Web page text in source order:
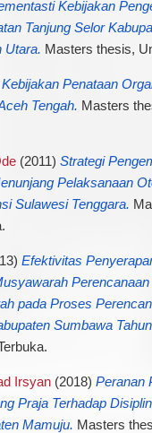
Kebijakan
Tanjung Selor
Utara. Masters thesis,
Kebijakan Penataan
Tengah. Masters
(2011) Strategi
Pelaksanaan
Sulawesi Tenggara.
Efektivitas
pada Proses
Sumbawa
Irsyan(2018) Peranan
Praja Terhadap
Mamuju. Masters